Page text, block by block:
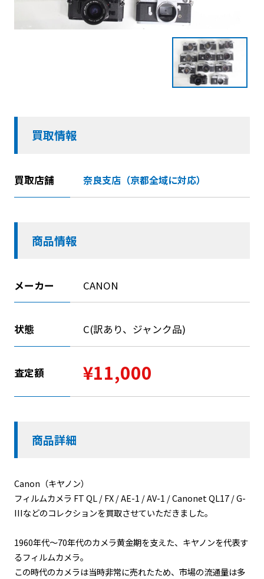
買取情報
買取店舗 奈良支店（京都全域に対応）
商品情報
メーカー CANON
状態 C(訳あり、ジャンク品)
査定額 ¥11,000
商品詳細
Canon（キヤノン）
フィルムカメラ FT QL / FX / AE-1 / AV-1 / Canonet QL17 / G-
IIIなどのコレクションを買取させていただきました。
1960年代〜70年代のカメラ黄金期を支えた、キヤノンを代表す
るフィルムカメラ。
この時代のカメラは当時非常に売れたため、市場の流通量は多